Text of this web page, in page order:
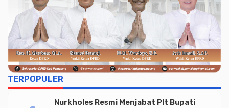
TERPOPULER
Nurkholes Resmi Menjabat Plt Bupati